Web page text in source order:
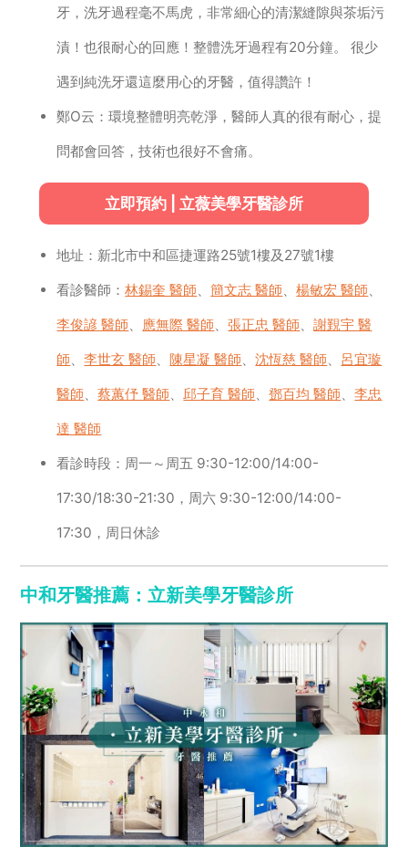
牙，洗牙過程毫不馬虎，非常細心的清潔縫隙與茶垢污
漬！也很耐心的回應！整體洗牙過程有20分鐘。 很少
遇到純洗牙還這麼用心的牙醫，值得讚許！
鄭O云：環境整體明亮乾淨，醫師人真的很有耐心，提
問都會回答，技術也很好不會痛。
立即預約 | 立薇美學牙醫診所
地址：新北市中和區捷運路25號1樓及27號1樓
看診醫師：林錫奎 醫師、簡文志 醫師、楊敏宏 醫師、
李俊諺 醫師、 應無際 醫師、張正忠 醫師、謝覲宇 醫
師、李世玄 醫師、 陳星凝 醫師、沈恆慈 醫師、 呂宜璇
醫師、蔡蕙伃 醫師、邱子育 醫師、鄧百均 醫師、李忠
達 醫師
看診時段：周一～周五 9:30-12:00/14:00-
17:30/18:30-21:30，周六 9:30-12:00/14:00-
17:30，周日休診
中和牙醫推薦：立新美學牙醫診所